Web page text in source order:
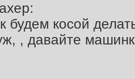
будем косой
, давайте